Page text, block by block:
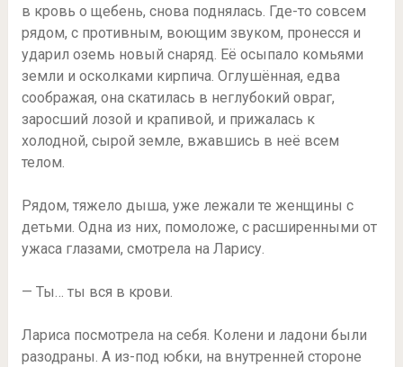
в кровь о щебень, снова поднялась. Где-то совсем
рядом, с противным, воющим звуком, пронесся и
ударил оземь новый снаряд. Её осыпало комьями
земли и осколками кирпича. Оглушённая, едва
соображая, она скатилась в неглубокий овраг,
заросший лозой и крапивой, и прижалась к
холодной, сырой земле, вжавшись в неё всем
телом.
Рядом, тяжело дыша, уже лежали те женщины с
детьми. Одна из них, помоложе, с расширенными от
ужаса глазами, смотрела на Ларису.
— Ты… ты вся в крови.
Лариса посмотрела на себя. Колени и ладони были
разодраны. А из-под юбки, на внутренней стороне